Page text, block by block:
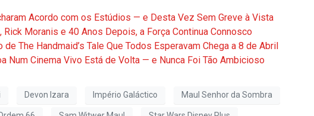
Acordo com os Estúdios — e Desta Vez Sem Greve à Vista
Moranis e 40 Anos Depois, a Força Continua Connosco
The Handmaid’s Tale Que Todos Esperavam Chega a 8 de Abril
Num Cinema Vivo Está de Volta — e Nunca Foi Tão Ambicioso
Devon Izara Império Galáctico Maul Senhor da Sombra